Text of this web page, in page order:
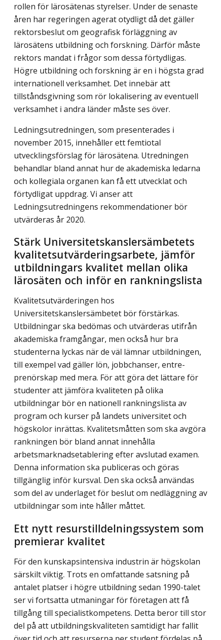
rollen för lärosätenas styrelser. Under de senaste
åren har regeringen agerat otydligt då det gäller
rektorsbeslut om geografisk förläggning av
lärosätens utbildning och forskning. Därför måste
rektors mandat i frågor som dessa förtydligas.
Högre utbildning och forskning är en i högsta grad
internationell verksamhet. Det innebär att
tillståndsgivning som rör lokalisering av eventuell
verksamhet i andra länder måste ses över.
Ledningsutredningen, som presenterades i
november 2015, innehåller ett femtiotal
utvecklingsförslag för lärosätena. Utredningen
behandlar bland annat hur de akademiska ledarna
och kollegiala organen kan få ett utvecklat och
förtydligat uppdrag. Vi anser att
Ledningsutredningens rekommendationer bör
utvärderas år 2020.
Stärk Universitetskanslersämbetets
kvalitetsutvärderingsarbete, jämför
utbildningars kvalitet mellan olika
lärosäten och inför en rankningslista
Kvalitetsutvärderingen hos
Universitetskanslersämbetet bör förstärkas.
Utbildningar ska bedömas och utvärderas utifrån
akademiska framgångar, men också hur bra
studenterna lyckas när de väl lämnar utbildningen,
till exempel vad gäller lön, jobbchanser, entre­
prenörskap med mera. För att göra det lättare för
studenter att jämföra kvaliteten på olika
utbildningar bör en nationell rankningslista av
program och kurser på landets universitet och
högskolor inrättas. Kvalitetsmåtten som ska avgöra
rankningen bör bland annat innehålla
arbetsmarknadsetablering efter avslutad examen.
Denna information ska publiceras och göras
tillgänglig inför kursval. Den ska också användas
som del av underlaget för beslut om nedläggning av
utbildningar som inte håller måttet.
Ett nytt resurstilldelningssystem som
premierar kvalitet
För den kunskapsintensiva industrin är högskolan
särskilt viktig. Trots en omfattande satsning på
antalet platser i högre utbildning sedan 1990-talet
ser vi fortsatta utmaningar för företagen att få
tillgång till specialistkompetens. Detta beror till stor
del på att utbildningskvaliteten samtidigt har fallit